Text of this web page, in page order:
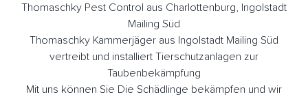
Thomaschky Pest Control aus Charlottenburg, Ingolstadt
Mailing Süd
Thomaschky Kammerjäger aus Ingolstadt Mailing Süd
vertreibt und installiert Tierschutzanlagen zur
Taubenbekämpfung
Mit uns können Sie Die Schädlinge bekämpfen und wir